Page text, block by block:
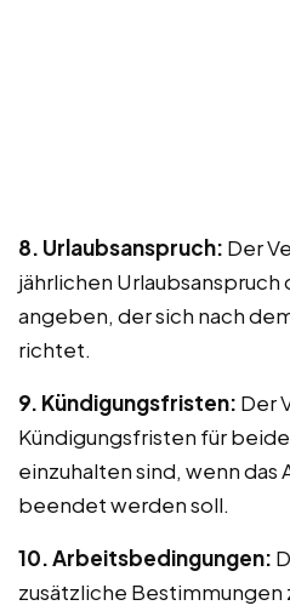
8. Urlaubsanspruch: Der
jährlichen
angeben, der sich nach
richtet.
9. Kündigungsfristen: Der
Kündigungsfristen für
einzuhalten sind, wenn das
beendet werden soll.
10. Arbeitsbedingungen:
zusätzliche